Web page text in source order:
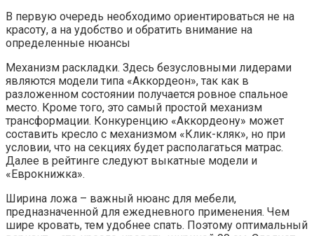
В первую очередь необходимо ориентироваться не на
красоту, а на удобство и обратить внимание на
определенные нюансы
Механизм раскладки. Здесь безусловными лидерами
являются модели типа «Аккордеон», так как в
разложенном состоянии получается ровное спальное
место. Кроме того, это самый простой механизм
трансформации. Конкуренцию «Аккордеону» может
составить кресло с механизмом «Клик-кляк», но при
условии, что на секциях будет располагаться матрас.
Далее в рейтинге следуют выкатные модели и
«Еврокнижка».
Ширина ложа – важный нюанс для мебели,
предназначенной для ежедневного применения. Чем
шире кровать, тем удобнее спать. Поэтому оптимальный